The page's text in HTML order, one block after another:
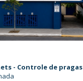
- Controle de pragas